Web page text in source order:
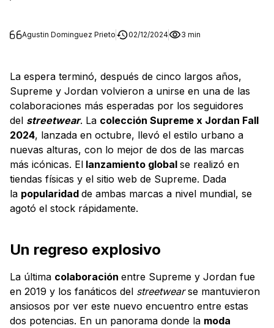
Agustin Dominguez Prieto 02/12/2024 3 min
La espera terminó, después de cinco largos años,
Supreme y Jordan volvieron a unirse en una de las
colaboraciones más esperadas por los seguidores
del streetwear. La colección Supreme x Jordan Fall
2024, lanzada en octubre, llevó el estilo urbano a
nuevas alturas, con lo mejor de dos de las marcas
más icónicas. El lanzamiento global se realizó en
tiendas físicas y el sitio web de Supreme. Dada
la popularidad de ambas marcas a nivel mundial, se
agotó el stock rápidamente.
Un regreso explosivo
La última colaboración entre Supreme y Jordan fue
en 2019 y los fanáticos del streetwearse mantuvieron
ansiosos por ver este nuevo encuentro entre estas
dos potencias. En un panorama donde la moda